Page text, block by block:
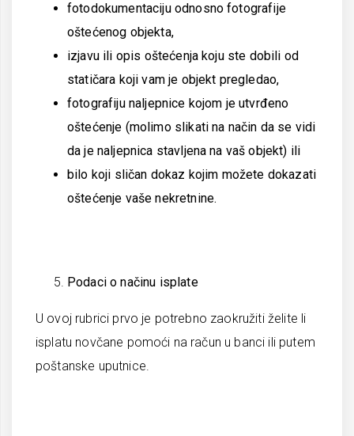
fotodokumentaciju odnosno fotografije
oštećenog objekta,
izjavu ili opis oštećenja koju ste dobili od
statičara koji vam je objekt pregledao,
fotografiju naljepnice kojom je utvrđeno
oštećenje (molimo slikati na način da se vidi
da je naljepnica stavljena na vaš objekt) ili
bilo koji sličan dokaz kojim možete dokazati
oštećenje vaše nekretnine.
Podaci o načinu isplate
U ovoj rubrici prvo je potrebno zaokružiti želite li
isplatu novčane pomoći na račun u banci ili putem
poštanske uputnice.